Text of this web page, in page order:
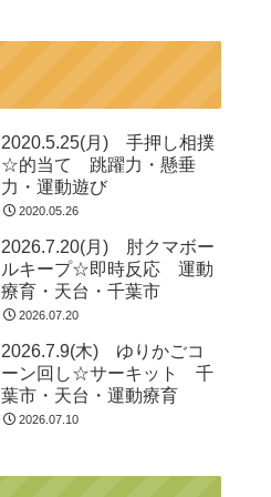
2020.5.25(月) 手押し相撲
☆的当て 跳躍力・懸垂
力・運動遊び
2020.05.26
2026.7.20(月) 肘クマボー
ルキープ☆即時反応 運動
療育・天台・千葉市
2026.07.20
2026.7.9(木) ゆりかごコ
ーン回し☆サーキット 千
葉市・天台・運動療育
2026.07.10